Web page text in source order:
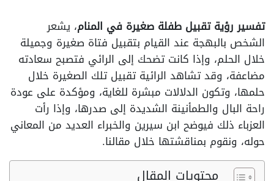
تفسير رؤية تقبيل طفلة صغيرة في المنام، يشعر
الشخص بالبهجة عند القيام بتقبيل فتاة صغيرة وجميلة
خلال الحلم، وإذا كانت تضحك إلى الرائي فتصبح سعادته
مضاعفة، وقد تشاهد الرائية تقبيل تلك الصغيرة خلال
حلمها، وتكون الدلالات مبشرة للغاية، ومؤكدة على عودة
راحة البال والطمأنينة الشديدة إلى صدرها، وإذا رأت
العزباء ذلك فيوضح ابن سيرين والخبراء العديد من المعاني
حوله، ونقوم بمناقشتها خلال مقالنا.
محتويات المقال